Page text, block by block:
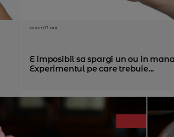
acum 11 ani
E imposibil sa spargi un ou in
Experimentul pe care trebuie...